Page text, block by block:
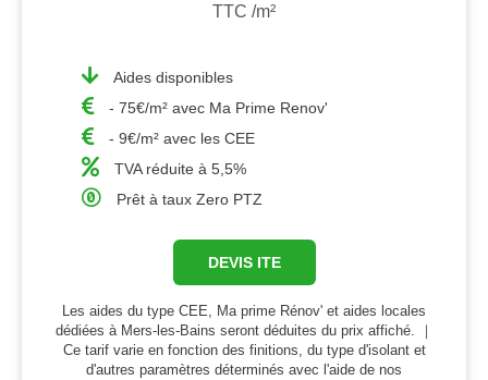
TTC /m²
Aides disponibles
- 75€/m² avec Ma Prime Renov'
- 9€/m² avec les CEE
TVA réduite à 5,5%
Prêt à taux Zero PTZ
DEVIS ITE
Les aides du type CEE, Ma prime Rénov' et aides locales
dédiées à Mers-les-Bains seront déduites du prix affiché. ｜
Ce tarif varie en fonction des finitions, du type d'isolant et
d'autres paramètres déterminés avec l'aide de nos